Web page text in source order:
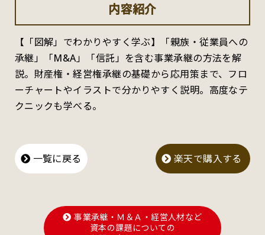
内容紹介
【「図解」でわかりやすく学ぶ】「親族・従業員への
承継」「M&A」「信託」を含む事業承継の方法を解
説。財産権・経営権承継の基礎から応用策まで、フロ
ーチャートやイラストで分かりやすく説明。高度なテ
クニックも学べる。
一覧に戻る 楽天で購入する
事業承継・Ｍ＆Ａ・経営人材など
資本の課題についての